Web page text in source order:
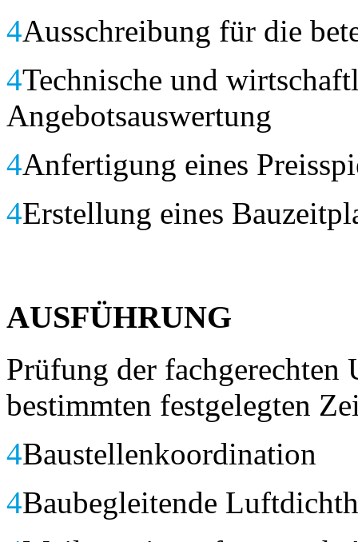
4Ausschreibung für die
4Technische und
Angebotsauswertung
4Anfertigung eines
4Erstellung eines
AUSFÜHRUNG
Prüfung der fachgerechten
bestimmten festgelegten
4Baustellenkoordination
4Baubegleitende